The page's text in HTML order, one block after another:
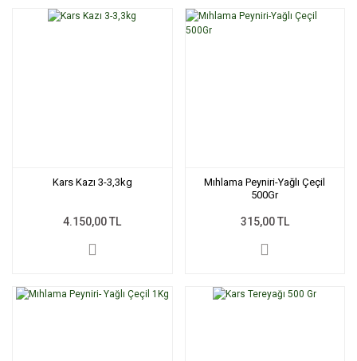
Kars Kazı 3-3,3kg
4.150,00 TL
Mıhlama Peyniri-Yağlı Çeçil
500Gr
315,00 TL